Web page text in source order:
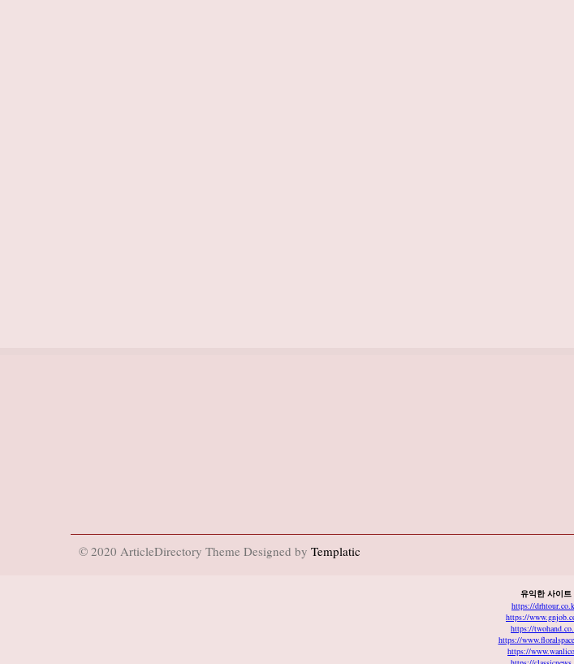
© 2020 ArticleDirectory Theme Designed by Templatic
유익한 사이트
https://
https://
https://
https://
https://